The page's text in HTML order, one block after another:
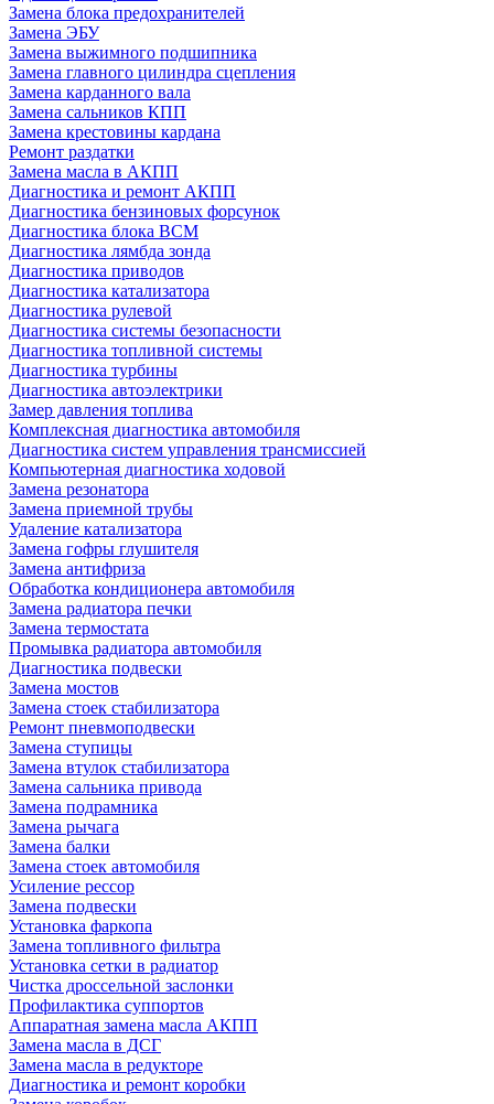
Замена блока предохранителей
Замена ЭБУ
Замена выжимного подшипника
Замена главного цилиндра сцепления
Замена карданного вала
Замена сальников КПП
Замена крестовины кардана
Ремонт раздатки
Замена масла в АКПП
Диагностика и ремонт АКПП
Диагностика бензиновых форсунок
Диагностика блока BCM
Диагностика лямбда зонда
Диагностика приводов
Диагностика катализатора
Диагностика рулевой
Диагностика системы безопасности
Диагностика топливной системы
Диагностика турбины
Диагностика автоэлектрики
Замер давления топлива
Комплексная диагностика автомобиля
Диагностика систем управления трансмиссией
Компьютерная диагностика ходовой
Замена резонатора
Замена приемной трубы
Удаление катализатора
Замена гофры глушителя
Замена антифриза
Обработка кондиционера автомобиля
Замена радиатора печки
Замена термостата
Промывка радиатора автомобиля
Диагностика подвески
Замена мостов
Замена стоек стабилизатора
Ремонт пневмоподвески
Замена ступицы
Замена втулок стабилизатора
Замена сальника привода
Замена подрамника
Замена рычага
Замена балки
Замена стоек автомобиля
Усиление рессор
Замена подвески
Установка фаркопа
Замена топливного фильтра
Установка сетки в радиатор
Чистка дроссельной заслонки
Профилактика суппортов
Аппаратная замена масла АКПП
Замена масла в ДСГ
Замена масла в редукторе
Диагностика и ремонт коробки